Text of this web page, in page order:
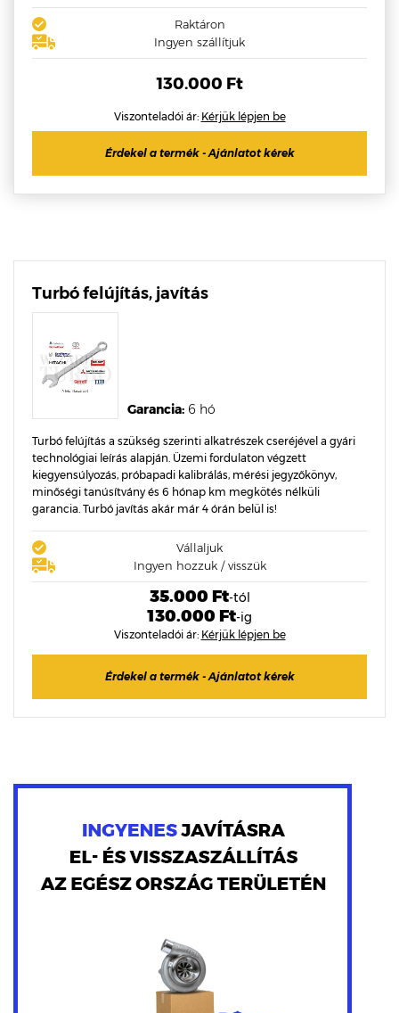
Raktáron
Ingyen szállítjuk
130.000 Ft
Viszonteladói ár: Kérjük lépjen be
Érdekel a termék - Ajánlatot kérek
Turbó felújítás, javítás
Garancia: 6 hó
Turbó felújítás a szükség szerinti alkatrészek cseréjével a gyári
technológiai leírás alapján. Üzemi fordulaton végzett
kiegyensúlyozás, próbapadi kalibrálás, mérési jegyzőkönyv,
minőségi tanúsítvány és 6 hónap km megkötés nélküli
garancia. Turbó javítás akár már 4 órán belül is!
Vállaljuk
Ingyen hozzuk / visszük
35.000 Ft-tól
130.000 Ft-ig
Viszonteladói ár: Kérjük lépjen be
Érdekel a termék - Ajánlatot kérek